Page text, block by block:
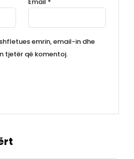
emrin, email-in dhe
tjetër që komentoj.